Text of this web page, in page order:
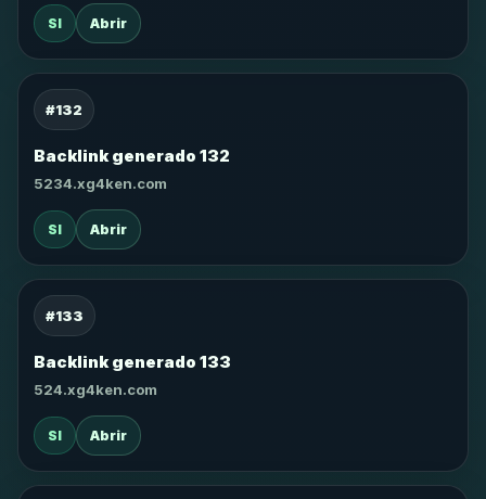
SI Abrir
#132
Backlink generado 132
5234.xg4ken.com
SI Abrir
#133
Backlink generado 133
524.xg4ken.com
SI Abrir